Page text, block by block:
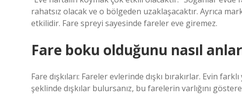
rahatsız olacak ve o bölgeden uzaklaşacaktır. Ayrıca
etkilidir. Fare spreyi sayesinde fareler eve giremez.
Fare boku olduğunu nasıl
Fare dışkıları: Fareler evlerinde dışkı bırakırlar. Evin
şeklinde dışkılar bulursanız, bu farelerin varlığını